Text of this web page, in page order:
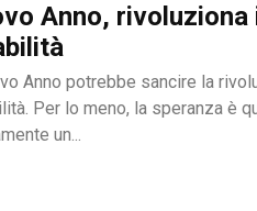
Anno,
Anno potrebbe sancire la
Per lo meno, la speranza è
un...